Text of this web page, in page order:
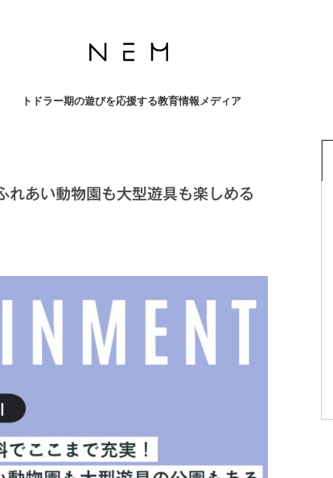
トドラー期の遊びを応援する教育情報メディア
れあい動物園も大型遊具も楽しめる